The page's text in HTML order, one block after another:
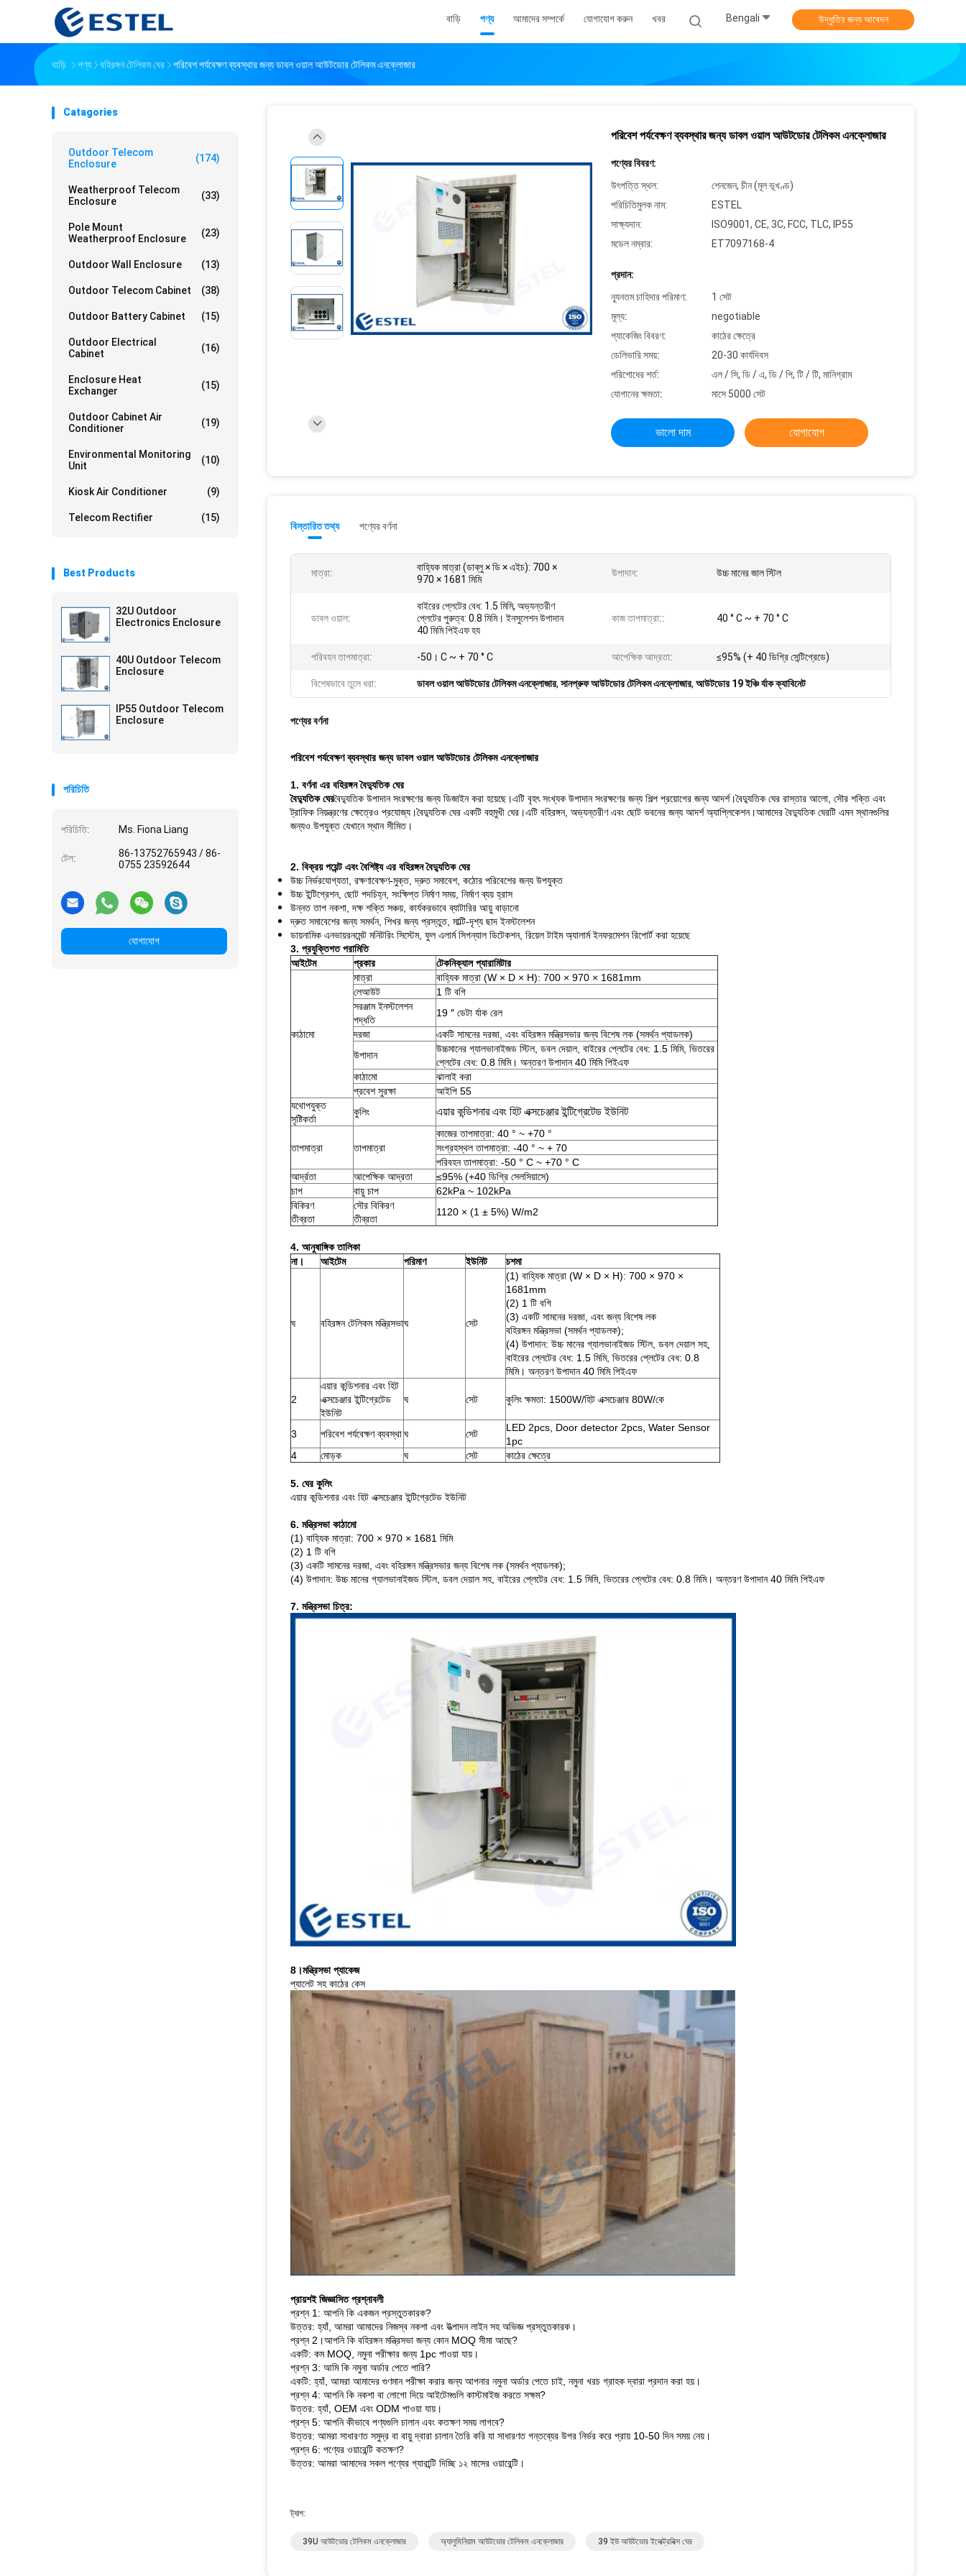
বাড়ি পণ্য আমাদের সম্পর্কে যোগাযোগ করুন খবর Bengali উদ্ধৃতির জন্য আবেদন
বাড়ি পণ্য বহিরঙ্গন টেলিকম ঘের পরিবেশ পর্যবেক্ষণ ব্যবস্থার জন্য ডাবল ওয়াল আউটডোর টেলিকম এনক্লোজার
Catagories
Outdoor Telecom
Enclosure
(174)
Weatherproof Telecom
Enclosure
(33)
Pole Mount
Weatherproof Enclosure
(23)
Outdoor Wall Enclosure (13)
Outdoor Telecom Cabinet (38)
Outdoor Battery Cabinet (15)
Outdoor Electrical
Cabinet
(16)
Enclosure Heat
Exchanger
(15)
Outdoor Cabinet Air
Conditioner
(19)
Environmental Monitoring
Unit
(10)
Kiosk Air Conditioner (9)
Telecom Rectifier (15)
Best Products
32U Outdoor
Electronics Enclosure
40U Outdoor Telecom
Enclosure
IP55 Outdoor Telecom
Enclosure
পরিচিতি
পরিচিতি: Ms. Fiona Liang
টেল:
86-13752765943 / 86-
0755 23592644
যোগাযোগ
পরিবেশ পর্যবেক্ষণ ব্যবস্থার জন্য ডাবল ওয়াল আউটডোর টেলিকম এনক্লোজার
পণ্যের বিবরণ:
উৎপত্তি স্থল:
শেনজেন, চীন (মূল ভূখণ্ড)
পরিচিতিমুলক নাম:
ESTEL
সাক্ষ্যদান:
ISO9001, CE, 3C, FCC, TLC, IP55
মডেল নম্বার:
ET7097168-4
প্রদান:
ন্যূনতম চাহিদার পরিমাণ:
1 সেট
মূল্য:
negotiable
প্যাকেজিং বিবরণ:
কাঠের ক্ষেত্রে
ডেলিভারি সময়:
20-30 কার্যদিবস
পরিশোধের শর্ত:
এল / সি, ডি / এ, ডি / পি, টি / টি, মানিগ্রাম
যোগানের ক্ষমতা:
মাসে 5000 সেট
ভালো দাম যোগাযোগ
বিস্তারিত তথ্য পণ্যের বর্ণনা
মাত্রা:
বাহ্যিক মাত্রা (ডাব্লু × ডি × এইচ): 700 ×
970 × 1681 মিমি
উপাদান: উচ্চ মানের জাল স্টিল
ডাবল ওয়াল:
বাইরের প্লেটের বেধ: 1.5 মিমি, অভ্যন্তরীণ
প্লেটের পুরুত্ব: 0.8 মিমি। ইনসুলেশন উপাদান
40 মিমি পিইএফ হয
কাজ তাপমাত্রা:: 40 ° C ~ + 70 ° C
পরিবহন তাপমাত্রা: -50। C ~ + 70 ° C আপেক্ষিক আদ্রতা: ≤95% (+ 40 ডিগ্রি সেন্টিগ্রেডে)
বিশেষভাবে তুলে ধরা: ডাবল ওয়াল আউটডোর টেলিকম এনক্লোজার, সানপ্রুফ আউটডোর টেলিকম এনক্লোজার, আউটডোর 19 ইঞ্চি র্যাক ক্যাবিনেট
পণ্যের বর্ণনা
পরিবেশ পর্যবেক্ষণ ব্যবস্থার জন্য ডাবল ওয়াল আউটডোর টেলিকম এনক্লোজার
1. বর্ণনাএর বহিরঙ্গন বৈদ্যুতিক ঘের
বৈদ্যুতিক ঘেরবৈদ্যুতিক উপাদান সংরক্ষণের জন্য ডিজাইন করা হয়েছে।এটি বৃহৎ সংখ্যক উপাদান সংরক্ষণের জন্য শিল্প প্রয়োগের জন্য আদর্শ।বৈদ্যুতিক ঘের রাস্তার আলো, সৌর শক্তি এবং
ট্রাফিক নিয়ন্ত্রণের ক্ষেত্রেও প্রযোজ্য।বৈদ্যুতিক ঘের একটি বহুমুখী ঘের।এটি বহিরঙ্গন, অভ্যন্তরীণ এবং ছোট ভবনের জন্য আদর্শ অ্যাপ্লিকেশন।আমাদের বৈদ্যুতিক ঘেরটি এমন স্থানগুলির
জন্যও উপযুক্ত যেখানে স্থান সীমিত।
2. বিক্রয় পয়েন্ট এবংবৈশিষ্ট্যএর বহিরঙ্গন বৈদ্যুতিক ঘের
উচ্চ নির্ভরযোগ্যতা, রক্ষণাবেক্ষণ-মুক্ত, দ্রুত সমাবেশ, কঠোর পরিবেশের জন্য উপযুক্ত
উচ্চ ইন্টিগ্রেশন, ছোট পদচিহ্ন, সংক্ষিপ্ত নির্মাণ সময়, নির্মাণ ব্যয় হ্রাস
উন্নত তাপ নকশা, দক্ষ শক্তি সঞ্চয়, কার্যকরভাবে ব্যাটারির আয়ু বাড়ানো
দ্রুত সমাবেশের জন্য সমর্থন, শিখর জন্য প্রস্তুত, মাল্টি-দৃশ্য ছাদ ইনস্টলেশন
ডায়নামিক এনভায়রনমেন্ট মনিটরিং সিস্টেম, ফুল এলার্ম সিগন্যাল ডিটেকশন, রিয়েল টাইম অ্যালার্ম ইনফরমেশন রিপোর্ট করা হয়েছে
3. প্রযুক্তিগত পরামিতি
আইটেম
প্রকার টেকনিক্যাল প্যারামিটার
কাঠামো
মাত্রা
বাহ্যিক মাত্রা (W × D × H): 700 × 970 × 1681mm
লেআউট
1 টি বগি
সরঞ্জাম ইনস্টলেশন
পদ্ধতি
19 ″ ডেটা র্যাক রেল
দরজা
একটি সামনের দরজা, এবং বহিরঙ্গন মন্ত্রিসভার জন্য বিশেষ লক (সমর্থন প্যাডলক)
উপাদান
উচ্চমানের গ্যালভানাইজড স্টিল, ডবল দেয়াল, বাইরের প্লেটের বেধ: 1.5 মিমি, ভিতরের
প্লেটের বেধ: 0.8 মিমি। অন্তরণ উপাদান 40 মিমি পিইএফ
কাঠামো
ঝালাই করা
প্রবেশ সুরক্ষা
আইপি 55
যথোপযুক্ত
সৃষ্টিকর্তা
কুলিং এয়ার কন্ডিশনার এবং হিট এক্সচেঞ্জার ইন্টিগ্রেটেড ইউনিট
তাপমাত্রা তাপমাত্রা
কাজের তাপমাত্রা: 40 ° ~ +70 °
সংগ্রহস্থল তাপমাত্রা: -40 ° ~ + 70
পরিবহন তাপমাত্রা: -50 ° C ~ +70 ° C
আর্দ্রতা
আপেক্ষিক আদ্রতা
≤95% (+40 ডিগ্রি সেলসিয়াসে)
চাপ
বায়ু চাপ
62kPa ~ 102kPa
বিকিরণ
তীব্রতা
সৌর বিকিরণ
তীব্রতা
1120 × (1 ± 5%) W/m2
4. আনুষাঙ্গিক তালিকা
না।
আইটেম পরিমাণ ইউনিট চশমা
ঘ বহিরঙ্গন টেলিকম মন্ত্রিসভাঘ সেট
(1) বাহ্যিক মাত্রা (W × D × H): 700 × 970 ×
1681mm
(2) 1 টি বগি
(3) একটি সামনের দরজা, এবং জন্য বিশেষ লক
বহিরঙ্গন মন্ত্রিসভা (সমর্থন প্যাডলক);
(4) উপাদান: উচ্চ মানের গ্যালভানাইজড স্টিল, ডবল দেয়াল সহ,
বাইরের প্লেটের বেধ: 1.5 মিমি, ভিতরের প্লেটের বেধ: 0.8
মিমি। অন্তরণ উপাদান 40 মিমি পিইএফ
2
এয়ার কন্ডিশনার এবং হিট
এক্সচেঞ্জার ইন্টিগ্রেটেড
ইউনিট
ঘ সেট কুলিং ক্ষমতা: 1500W/হিট এক্সচেঞ্জার 80W/কে
3 পরিবেশ পর্যবেক্ষণ ব্যবস্থাঘ সেট
LED 2pcs, Door detector 2pcs, Water Sensor
1pc
4
মোড়ক ঘ সেট কাঠের ক্ষেত্রে
5. ঘের কুলিং
এয়ার কন্ডিশনার এবং হিট এক্সচেঞ্জার ইন্টিগ্রেটেড ইউনিট
6. মন্ত্রিসভা কাঠামো
(1) বাহ্যিক মাত্রা: 700 × 970 × 1681 মিমি
(2) 1 টি বগি
(3) একটি সামনের দরজা, এবং বহিরঙ্গন মন্ত্রিসভার জন্য বিশেষ লক (সমর্থন প্যাডলক);
(4) উপাদান: উচ্চ মানের গ্যালভানাইজড স্টিল, ডবল দেয়াল সহ, বাইরের প্লেটের বেধ: 1.5 মিমি, ভিতরের প্লেটের বেধ: 0.8 মিমি। অন্তরণ উপাদান 40 মিমি পিইএফ
7. মন্ত্রিসভা চিত্র:
8।মন্ত্রিসভা প্যাকেজ
প্যালেট সহ কাঠের কেস
প্রায়শই জিজ্ঞাসিত প্রশ্নাবলী
প্রশ্ন 1: আপনি কি একজন প্রস্তুতকারক?
উত্তর: হ্যাঁ, আমরা আমাদের নিজস্ব নকশা এবং উত্পাদন লাইন সহ অভিজ্ঞ প্রস্তুতকারক।
প্রশ্ন 2।আপনি কি বহিরঙ্গন মন্ত্রিসভা জন্য কোন MOQ সীমা আছে?
একটি: কম MOQ, নমুনা পরীক্ষার জন্য 1pc পাওয়া যায়।
প্রশ্ন 3: আমি কি নমুনা অর্ডার পেতে পারি?
একটি: হ্যাঁ, আমরা আমাদের গুণমান পরীক্ষা করার জন্য আপনার নমুনা অর্ডার পেতে চাই, নমুনা খরচ গ্রাহক দ্বারা প্রদান করা হয়।
প্রশ্ন 4: আপনি কি নকশা বা লোগো দিয়ে আইটেমগুলি কাস্টমাইজ করতে সক্ষম?
উত্তর: হ্যাঁ, OEM এবং ODM পাওয়া যায়।
প্রশ্ন 5: আপনি কীভাবে পণ্যগুলি চালান এবং কতক্ষণ সময় লাগবে?
উত্তর: আমরা সাধারণত সমুদ্র বা বায়ু দ্বারা চালান তৈরি করি যা সাধারণত গন্তব্যের উপর নির্ভর করে প্রায় 10-50 দিন সময় নেয়।
প্রশ্ন 6: পণ্যের ওয়ারেন্টি কতক্ষণ?
উত্তর: আমরা আমাদের সকল পণ্যের গ্যারান্টি দিচ্ছি ১২ মাসের ওয়ারেন্টি।
ট্যাগ:
39U আউটডোর টেলিকম এনক্লোজার অ্যালুমিনিয়াম আউটডোর টেলিকম এনক্লোজার 39 ইউ আউটডোর ইলেক্ট্রনিক্স ঘের